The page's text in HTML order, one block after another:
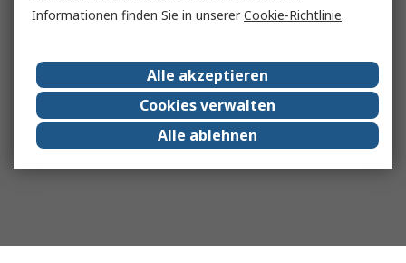
Informationen finden Sie in unsererCookie-Richtlinie.
Alle akzeptieren
Cookies verwalten
Alle ablehnen